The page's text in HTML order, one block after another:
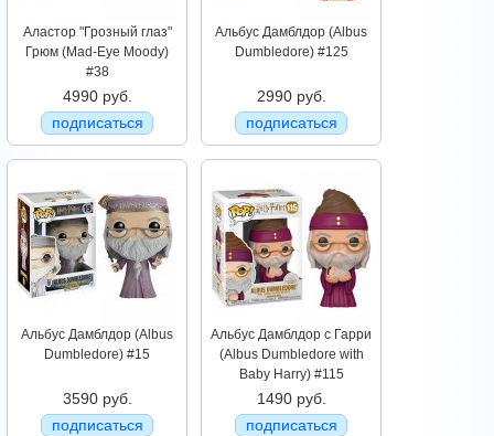
Аластор "Грозный глаз"
Грюм (Mad-Eye Moody)
#38
4990 руб.
подписаться
Альбус Дамблдор (Albus
Dumbledore) #125
2990 руб.
подписаться
Альбус Дамблдор (Albus
Dumbledore) #15
3590 руб.
подписаться
Альбус Дамблдор с Гарри
(Albus Dumbledore with
Baby Harry) #115
1490 руб.
подписаться